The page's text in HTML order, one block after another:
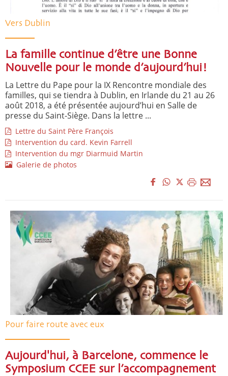
Vers Dublin
La famille continue d’être une Bonne
Nouvelle pour le monde d’aujourd’hui!
La Lettre du Pape pour la IX Rencontre mondiale des
familles, qui se tiendra à Dublin, en Irlande du 21 au 26
août 2018, a été présentée aujourd’hui en Salle de
presse du Saint-Siège. Dans la lettre ...
Lettre du Saint Père François
Intervention du card. Kevin Farrell
Intervention du mgr Diarmuid Martin
Galerie de photos
Pour faire route avec eux
Aujourd'hui, à Barcelone, commence le
Symposium CCEE sur l’accompagnement